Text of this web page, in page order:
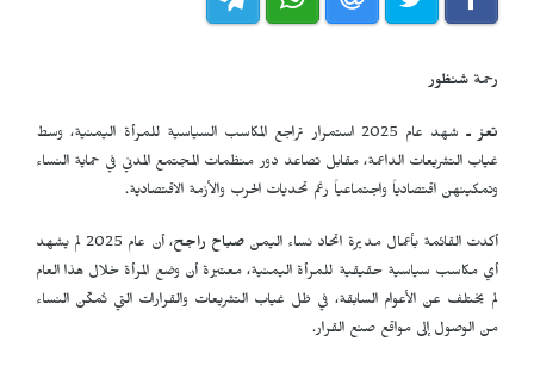
رحمة شنظور
تعز ـ
شهد عام 2025 استمرار تراجع المكاسب السياسية للمرأة اليمنية، وسط
غياب التشريعات الداعمة، مقابل تصاعد دور منظمات المجتمع المدني في حماية النساء
وتمكينهن اقتصادياً واجتماعياً رغم تحديات الحرب والأزمة الاقتصادية.
أكدت القائمة بأعمال مديرة اتحاد نساء اليمنصباح راجح
، أن عام 2025 لم يشهد
أي مكاسب سياسية حقيقية للمرأة اليمنية، معتبرة أن وضع المرأة خلال هذا العام
لم يختلف عن الأعوام السابقة، في ظل غياب التشريعات والقرارات التي تُمكّن النساء
من الوصول إلى مواقع صنع القرار.